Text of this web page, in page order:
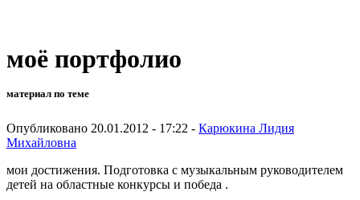
моё портфолио
материал по теме
Опубликовано 20.01.2012 - 17:22 - Карюкина Лидия
Михайловна
мои достижения. Подготовка с музыкальным руководителем
детей на областные конкурсы и победа .